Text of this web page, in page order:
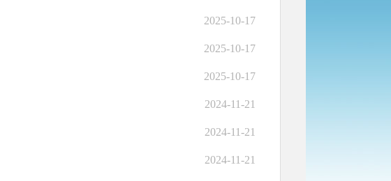
2025-10-17
2025-10-17
2025-10-17
2024-11-21
2024-11-21
2024-11-21